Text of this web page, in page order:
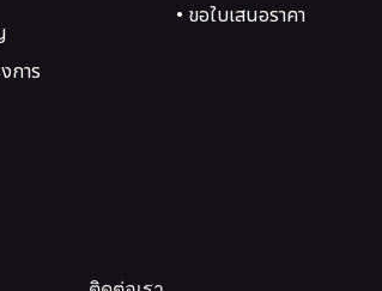
การ
• ขอใบเสนอราคา